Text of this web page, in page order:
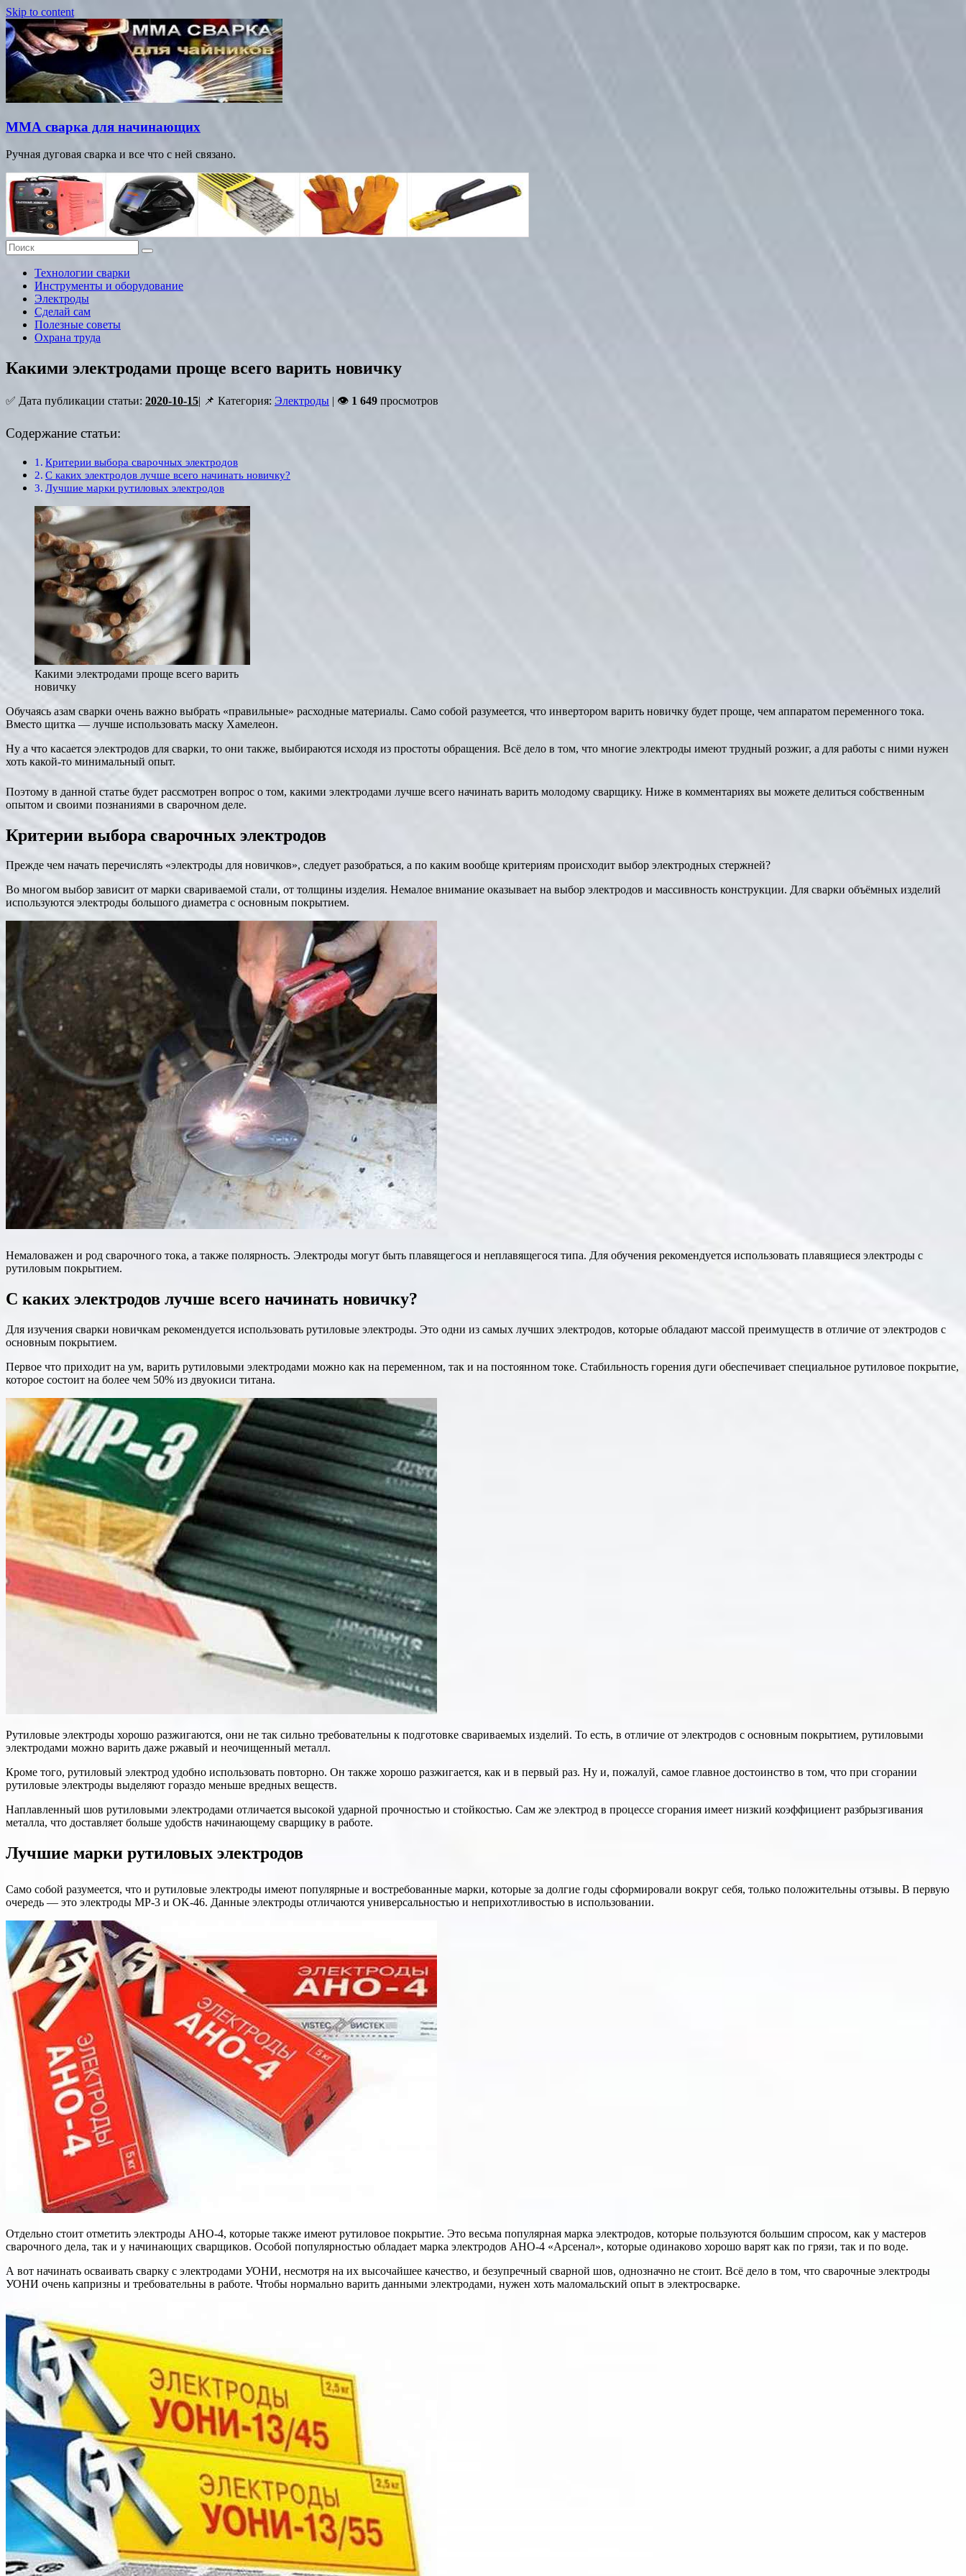
Skip to content
ММА сварка для начинающих
Ручная дуговая сварка и все что с ней связано.
Технологии сварки
Инструменты и оборудование
Электроды
Сделай сам
Полезные советы
Охрана труда
Какими электродами проще всего варить новичку
✅ Дата публикации статьи: 2020-10-15| 📌 Категория: Электроды | 👁 1 649 просмотров
Содержание статьи:
Критерии выбора сварочных электродов
С каких электродов лучше всего начинать новичку?
Лучшие марки рутиловых электродов
Какими электродами проще всего варить
новичку
Обучаясь азам сварки очень важно выбрать «правильные» расходные материалы. Само собой разумеется, что инвертором варить новичку будет проще, чем аппаратом переменного тока.
Вместо щитка — лучше использовать маску Хамелеон.
Ну а что касается электродов для сварки, то они также, выбираются исходя из простоты обращения. Всё дело в том, что многие электроды имеют трудный розжиг, а для работы с ними нужен
хоть какой-то минимальный опыт.
Поэтому в данной статье будет рассмотрен вопрос о том, какими электродами лучше всего начинать варить молодому сварщику. Ниже в комментариях вы можете делиться собственным
опытом и своими познаниями в сварочном деле.
Критерии выбора сварочных электродов
Прежде чем начать перечислять «электроды для новичков», следует разобраться, а по каким вообще критериям происходит выбор электродных стержней?
Во многом выбор зависит от марки свариваемой стали, от толщины изделия. Немалое внимание оказывает на выбор электродов и массивность конструкции. Для сварки объёмных изделий
используются электроды большого диаметра с основным покрытием.
Немаловажен и род сварочного тока, а также полярность. Электроды могут быть плавящегося и неплавящегося типа. Для обучения рекомендуется использовать плавящиеся электроды с
рутиловым покрытием.
С каких электродов лучше всего начинать новичку?
Для изучения сварки новичкам рекомендуется использовать рутиловые электроды. Это одни из самых лучших электродов, которые обладают массой преимуществ в отличие от электродов с
основным покрытием.
Первое что приходит на ум, варить рутиловыми электродами можно как на переменном, так и на постоянном токе. Стабильность горения дуги обеспечивает специальное рутиловое покрытие,
которое состоит на более чем 50% из двуокиси титана.
Рутиловые электроды хорошо разжигаются, они не так сильно требовательны к подготовке свариваемых изделий. То есть, в отличие от электродов с основным покрытием, рутиловыми
электродами можно варить даже ржавый и неочищенный металл.
Кроме того, рутиловый электрод удобно использовать повторно. Он также хорошо разжигается, как и в первый раз. Ну и, пожалуй, самое главное достоинство в том, что при сгорании
рутиловые электроды выделяют гораздо меньше вредных веществ.
Наплавленный шов рутиловыми электродами отличается высокой ударной прочностью и стойкостью. Сам же электрод в процессе сгорания имеет низкий коэффициент разбрызгивания
металла, что доставляет больше удобств начинающему сварщику в работе.
Лучшие марки рутиловых электродов
Само собой разумеется, что и рутиловые электроды имеют популярные и востребованные марки, которые за долгие годы сформировали вокруг себя, только положительны отзывы. В первую
очередь — это электроды MP-3 и OK-46. Данные электроды отличаются универсальностью и неприхотливостью в использовании.
Отдельно стоит отметить электроды АНО-4, которые также имеют рутиловое покрытие. Это весьма популярная марка электродов, которые пользуются большим спросом, как у мастеров
сварочного дела, так и у начинающих сварщиков. Особой популярностью обладает марка электродов АНО-4 «Арсенал», которые одинаково хорошо варят как по грязи, так и по воде.
А вот начинать осваивать сварку с электродами УОНИ, несмотря на их высочайшее качество, и безупречный сварной шов, однозначно не стоит. Всё дело в том, что сварочные электроды
УОНИ очень капризны и требовательны в работе. Чтобы нормально варить данными электродами, нужен хоть маломальский опыт в электросварке.